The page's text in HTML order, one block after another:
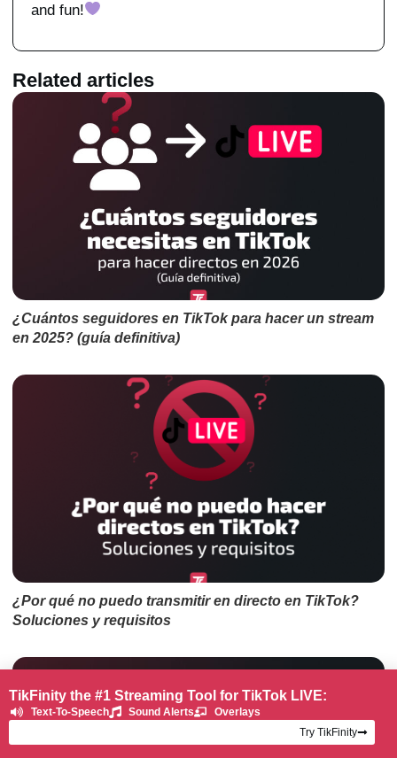
and fun!
Related articles
¿Cuántos seguidores en TikTok para hacer un stream
en 2025? (guía definitiva)
¿Por qué no puedo transmitir en directo en TikTok?
Soluciones y requisitos
TikFinity the #1 Streaming Tool for TikTok LIVE:
Text-To-Speech Sound Alerts
Overlays
Try TikFinity